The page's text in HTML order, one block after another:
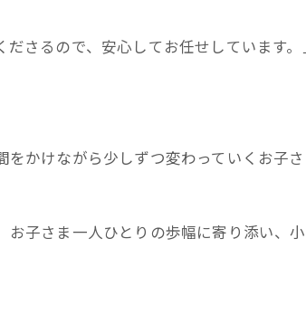
さるので、安心してお任せしています。
かけながら少しずつ変わっていくお子さ
お子さま一人ひとりの歩幅に寄り添い、